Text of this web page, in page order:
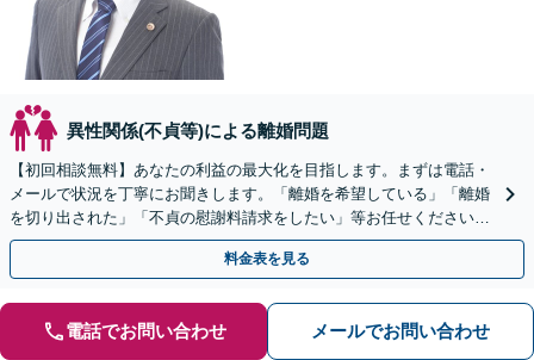
異性関係(不貞等)による離婚問題
【初回相談無料】あなたの利益の最大化を目指します。まずは電話・
メールで状況を丁寧にお聞きします。「離婚を希望している」「離婚
を切り出された」「不貞の慰謝料請求をしたい」等お任せください。
【リーズナブルな料金設定】
料金表を見る
電話でお問い合わせ メールでお問い合わせ